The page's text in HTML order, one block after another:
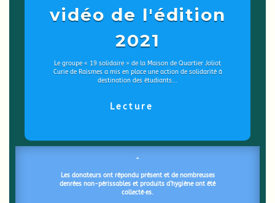
vidéo de l'édition
2021
Le groupe « 19 solidaire » de la Maison de Quartier Joliot
Curie de Raismes a mis en place une action de solidarité à
destination des étudiants...
Lecture
“
Les donateurs ont répondu présent et de nombreuses
denrées non-périssables et produits d’hygiène ont été
collecté·es.